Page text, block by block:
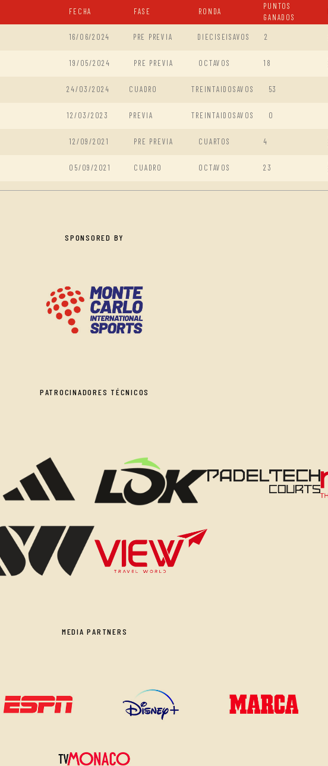
FECHA FASE RONDA
PUNTOS
GANADOS
16/06/2024 PRE PREVIA DIECISEISAVOS 2
19/05/2024 PRE PREVIA OCTAVOS 18
24/03/2024 CUADRO TREINTAIDOSAVOS 53
12/03/2023 PREVIA TREINTAIDOSAVOS 0
12/09/2021 PRE PREVIA CUARTOS 4
05/09/2021 CUADRO OCTAVOS 23
SPONSORED BY
PATROCINADORES TÉCNICOS
MEDIA PARTNERS